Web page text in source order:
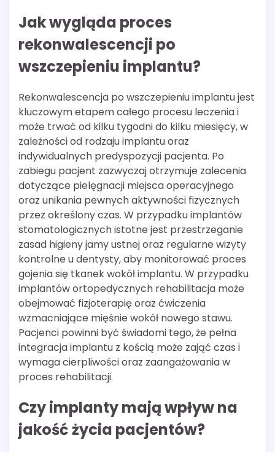
Jak wygląda proces
rekonwalescencji po
wszczepieniu implantu?
Rekonwalescencja po wszczepieniu implantu jest
kluczowym etapem całego procesu leczenia i
może trwać od kilku tygodni do kilku miesięcy, w
zależności od rodzaju implantu oraz
indywidualnych predyspozycji pacjenta. Po
zabiegu pacjent zazwyczaj otrzymuje zalecenia
dotyczące pielęgnacji miejsca operacyjnego
oraz unikania pewnych aktywności fizycznych
przez określony czas. W przypadku implantów
stomatologicznych istotne jest przestrzeganie
zasad higieny jamy ustnej oraz regularne wizyty
kontrolne u dentysty, aby monitorować proces
gojenia się tkanek wokół implantu. W przypadku
implantów ortopedycznych rehabilitacja może
obejmować fizjoterapię oraz ćwiczenia
wzmacniające mięśnie wokół nowego stawu.
Pacjenci powinni być świadomi tego, że pełna
integracja implantu z kością może zająć czas i
wymaga cierpliwości oraz zaangażowania w
proces rehabilitacji.
Czy implanty mają wpływ na
jakość życia pacjentów?